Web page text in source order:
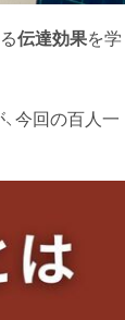
伝達効果を学
今回の百人一